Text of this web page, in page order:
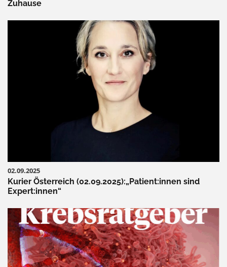
Zuhause
02.09.2025
Kurier Österreich (02.09.2025):„Patient:innen sind
Expert:innen“